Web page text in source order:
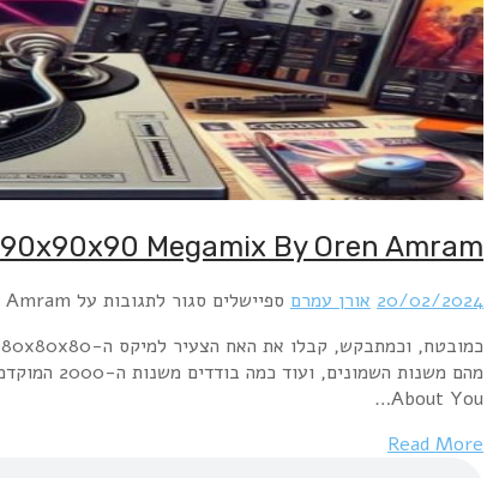
90x90x90 Megamix By Oren Amram
20/02/2024 אורן עמרם ספיישלים סגור לתגובות על 90x90x90 Megamix By Oren Amram
About You…
Read More